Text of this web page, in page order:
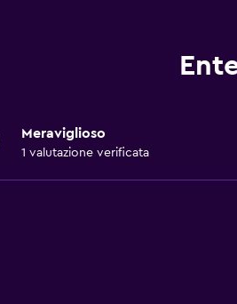
Meraviglioso
1 valutazione verificata